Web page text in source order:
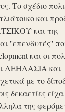
Το σχέδιο
και
και της
''επενδυτές''
και οι
ΛΕΗΛΑΣΙΑ και
με το
δεκαετίες είχα
της